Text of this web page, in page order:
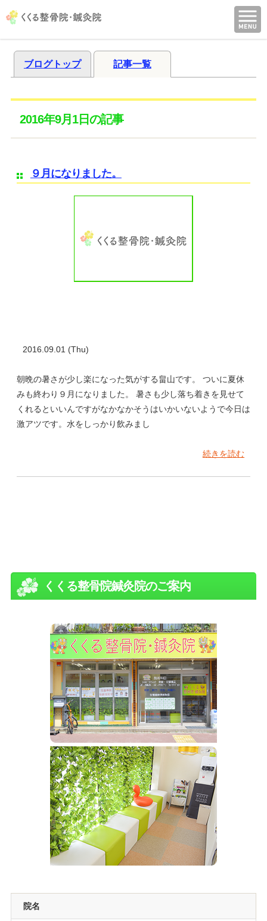
ブログトップ 記事一覧
2016年9月1日の記事
９月になりました。
2016.09.01 (Thu)
朝晩の暑さが少し楽になった気がする畠山です。 ついに夏休
みも終わり９月になりました。 暑さも少し落ち着きを見せて
くれるといいんですがなかなかそうはいかいないようで今日は
激アツです。水をしっかり飲みまし
続きを読む
くくる整骨院鍼灸院のご案内
院名